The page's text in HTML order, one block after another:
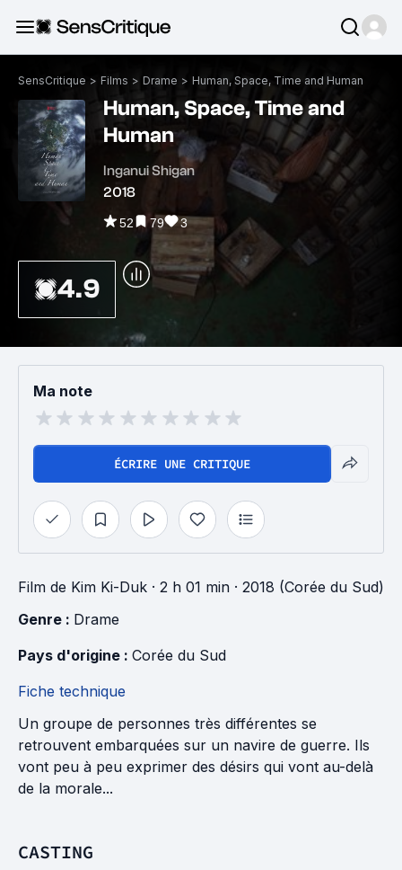
SensCritique > Films > Drame > Human, Space, Time and Human
Human, Space, Time and
Human
Inganui Shigan
2018
52 79 3
4.9
Ma note
ÉCRIRE UNE CRITIQUE
Film de Kim Ki-Duk · 2 h 01 min · 2018 (Corée du Sud)
Genre : Drame
Pays d'origine : Corée du Sud
Fiche technique
Un groupe de personnes très différentes se
retrouvent embarquées sur un navire de guerre. Ils
vont peu à peu exprimer des désirs qui vont au-delà
de la morale...
CASTING